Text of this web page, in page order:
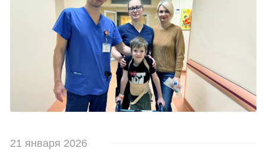
21 января 2026